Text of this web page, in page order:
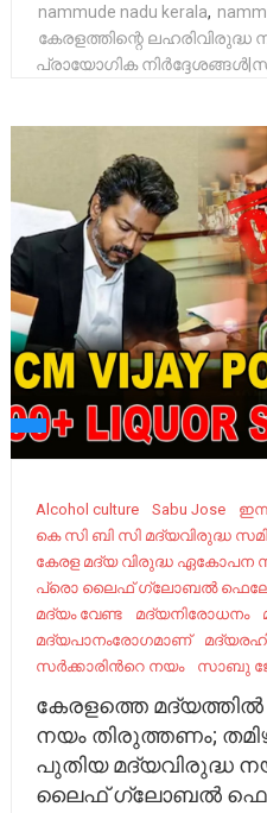
nammude nadu kerala,
കേരളത്തിന്റെ ലഹരിവിരുദ്ധ
പ്രായോഗിക
Alcohol culture Sabu Jose
കെ സി ബി സി മദ്യവിരുദ്ധ
കേരള മദ്യ വിരുദ്ധ ഏകോപന
പ്രൊ ലൈഫ് ഗ്ലോബൽ
മദ്യം വേണ്ട
മദ്യനിരോധനം
മദ്യപാനംരോഗമാണ്
സര്‍ക്കാരിന്‍റെ നയം
സാബു
കേരളത്തെ മദ്യത്തിൽ
നയം തിരുത്തണം;
പുതിയ മദ്യവിരുദ്ധ
ലൈഫ് ഗ്ലോബൽ